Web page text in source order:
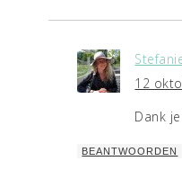
12
Dank
BEANTWOORDEN